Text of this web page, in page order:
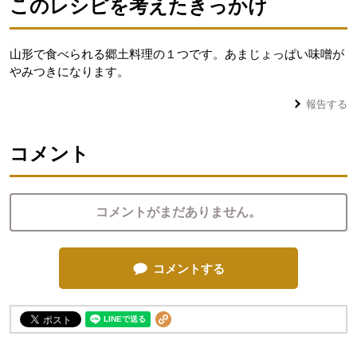
このレシピを考えたきっかけ
山形で食べられる郷土料理の１つです。あまじょっぱい味噌が
やみつきになります。
報告する
コメント
コメントがまだありません。
コメントする